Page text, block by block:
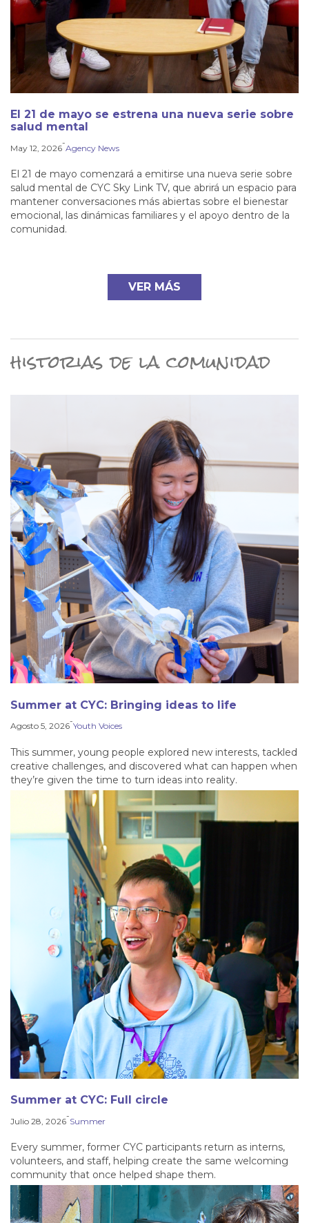
El 21 de mayo se estrena una nueva serie sobre
salud mental
May 12, 2026-Agency News
El 21 de mayo comenzará a emitirse una nueva serie sobre
salud mental de CYC Sky Link TV, que abrirá un espacio para
mantener conversaciones más abiertas sobre el bienestar
emocional, las dinámicas familiares y el apoyo dentro de la
comunidad.
VER MÁS
historias de la comunidad
Summer at CYC: Bringing ideas to life
Agosto 5, 2026-Youth Voices
This summer, young people explored new interests, tackled
creative challenges, and discovered what can happen when
they’re given the time to turn ideas into reality.
Summer at CYC: Full circle
Julio 28, 2026-Summer
Every summer, former CYC participants return as interns,
volunteers, and staff, helping create the same welcoming
community that once helped shape them.